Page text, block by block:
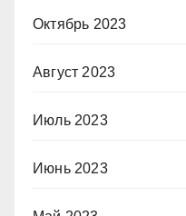
Октябрь 2023
Август 2023
Июль 2023
Июнь 2023